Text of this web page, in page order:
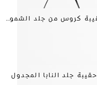
حقيبة كروس من جلد الشمواه
حقيبة جلد النابا المجدول